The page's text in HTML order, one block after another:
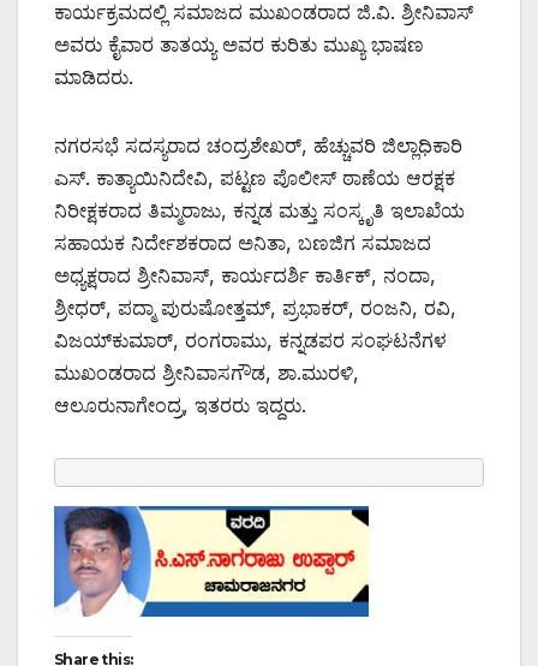
ಕಾರ್ಯಕ್ರಮದಲ್ಲಿ ಸಮಾಜದ ಮುಖಂಡರಾದ ಜಿ.ವಿ. ಶ್ರೀನಿವಾಸ್
ಅವರು ಕೈವಾರ ತಾತಯ್ಯ ಅವರ ಕುರಿತು ಮುಖ್ಯ ಭಾಷಣ
ಮಾಡಿದರು.
ನಗರಸಭೆ ಸದಸ್ಯರಾದ ಚಂದ್ರಶೇಖರ್, ಹೆಚ್ಚುವರಿ ಜಿಲ್ಲಾಧಿಕಾರಿ
ಎಸ್. ಕಾತ್ಯಾಯಿನಿದೇವಿ, ಪಟ್ಟಣ ಪೊಲೀಸ್ ಠಾಣೆಯ ಆರಕ್ಷಕ
ನಿರೀಕ್ಷಕರಾದ ತಿಮ್ಮರಾಜು, ಕನ್ನಡ ಮತ್ತು ಸಂಸ್ಕೃತಿ ಇಲಾಖೆಯ
ಸಹಾಯಕ ನಿರ್ದೇಶಕರಾದ ಅನಿತಾ, ಬಣಜಿಗ ಸಮಾಜದ
ಅಧ್ಯಕ್ಷರಾದ ಶ್ರೀನಿವಾಸ್, ಕಾರ್ಯದರ್ಶಿ ಕಾರ್ತಿಕ್, ನಂದಾ,
ಶ್ರೀಧರ್, ಪದ್ಮಾ ಪುರುಷೋತ್ತಮ್, ಪ್ರಭಾಕರ್, ರಂಜನಿ, ರವಿ,
ವಿಜಯ್‌ಕುಮಾರ್, ರಂಗರಾಮು, ಕನ್ನಡಪರ ಸಂಘಟನೆಗಳ
ಮುಖಂಡರಾದ ಶ್ರೀನಿವಾಸಗೌಡ, ಶಾ.ಮುರಳಿ,
ಆಲೂರುನಾಗೇಂದ್ರ, ಇತರರು ಇದ್ದರು.
Share this: